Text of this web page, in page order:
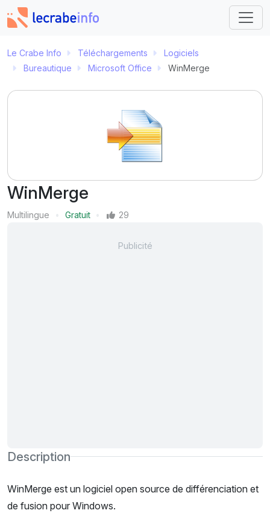
Le Crabe Info Téléchargements
Logiciels
Bureautique
Microsoft Office WinMerge
WinMerge
Langue
Multilingue
Gratuit
29
Description
WinMerge est un logiciel open source de différenciation et
de fusion pour Windows.